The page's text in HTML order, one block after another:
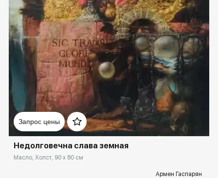
Запрос цены
Домен: spb.rakovgallery.ru
Недолговечна слава земная
Масло, Холст, 90 x 80 см
Армен Гаспарян